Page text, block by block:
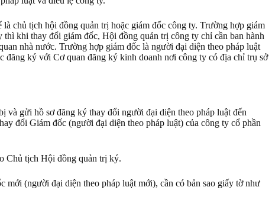
chủ tịch hội đồng quản trị hoặc giám đốc công ty. Trường hợp giám
khi thay đổi giám đốc, Hội đồng quản trị công ty chỉ cần ban hành
nhà nước. Trường hợp giám đốc là người đại diện theo pháp luật
đăng ký với Cơ quan đăng ký kinh doanh nơi công ty có địa chỉ trụ sở
và gửi hồ sơ đăng ký thay đổi người đại diện theo pháp luật đến
đổi Giám đốc (người đại diện theo pháp luật) của công ty cổ phần
Chủ tịch Hội đồng quản trị ký.
mới (người đại diện theo pháp luật mới), cần có bản sao giấy tờ như